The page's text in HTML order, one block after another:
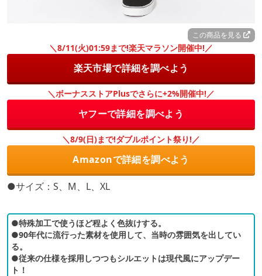
この商品を見る
＼8/11(火)01:59まで!楽天マラソン開催中!／
楽天市場で詳細を調べよう
＼ボーナスストアPlusでさらに+2%開催中!／
ヤフーで詳細を調べよう
＼8/9(日)まで!ダブルポイント祭り!／
Amazonで詳細を調べよう
●サイズ：S、M、L、XL
●特殊加工で使うほど程よく色抜けする。
●90年代に流行った素材を使用して、当時の雰囲気を出してい
る。
●従来の仕様を採用しつつもシルエットは現代風にアップデー
ト！